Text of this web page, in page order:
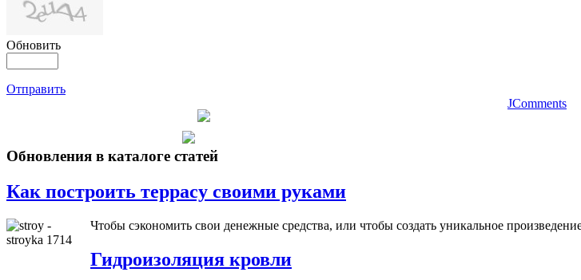
Обновить
Отправить
JComments
Обновления в каталоге статей
Как построить террасу своими руками
Чтобы сэкономить свои денежные средства, или чтобы создать уникальное
Гидроизоляция кровли